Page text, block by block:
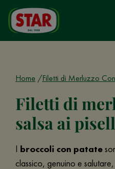
Home Filetti di Merluzzo
Filetti di
salsa ai
I broccoli con patate
classico, genuino e